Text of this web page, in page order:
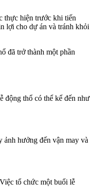
thực hiện trước khi tiến
lợi cho dự án và tránh khỏi
đã trở thành một phần
động thổ có thể kể đến như
hưởng đến vận may và
tổ chức một buổi lễ